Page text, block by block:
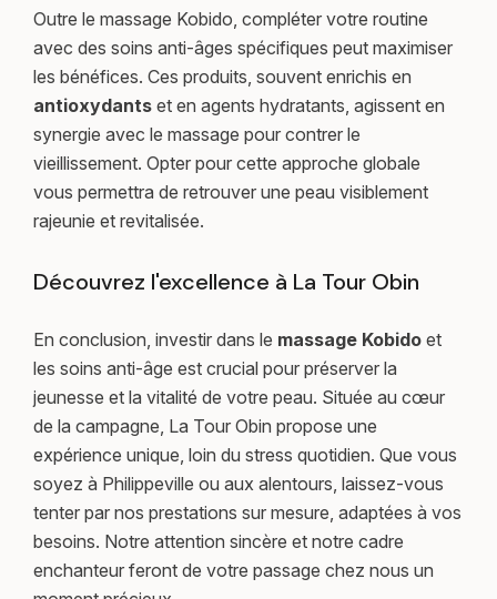
Outre le massage Kobido, compléter votre routine
avec des soins anti-âges spécifiques peut maximiser
les bénéfices. Ces produits, souvent enrichis en
antioxydantset en agents hydratants, agissent en
synergie avec le massage pour contrer le
vieillissement. Opter pour cette approche globale
vous permettra de retrouver une peau visiblement
rajeunie et revitalisée.
Découvrez l'excellence à La Tour Obin
En conclusion, investir dans le massage Kobidoet
les soins anti-âge est crucial pour préserver la
jeunesse et la vitalité de votre peau. Située au cœur
de la campagne, La Tour Obin propose une
expérience unique, loin du stress quotidien. Que vous
soyez à Philippeville ou aux alentours, laissez-vous
tenter par nos prestations sur mesure, adaptées à vos
besoins. Notre attention sincère et notre cadre
enchanteur feront de votre passage chez nous un